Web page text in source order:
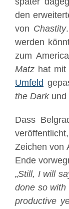
den
von Chastity
werden
zum
Matz hat
Umfeld
the Darkund
Dass
Zeichen von
Ende
„Still, I will
done so with
productive